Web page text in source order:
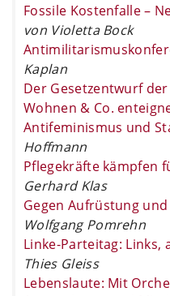
Fossile Kostenfalle –
von Violetta Bock
Kaplan
Der Gesetzentwurf
Wohnen & Co.
Antifeminismus und
Hoffmann
Pflegekräfte kämpfen
Gerhard Klas
Gegen Aufrüstung
Wolfgang Pomrehn
Linke-Parteitag:
Thies Gleiss
Lebenslaute: Mit